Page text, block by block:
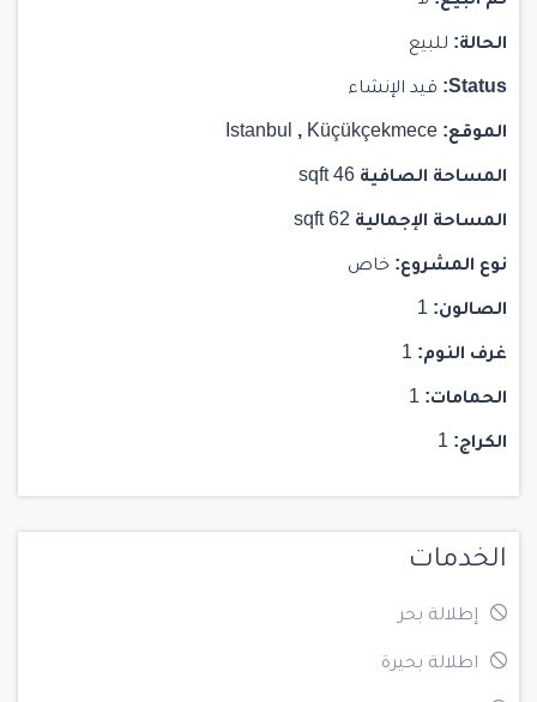
الحالة:
Status: قيد الإنشاء
الموقع: Istanbul , Küçükçekmece
المساحة الصافية
المساحة الإجمالية
نوع المشروع: خاص
الصالون:
غرف النوم:
الحمامات:
الكراج:
الخدمات
إطلالة بحر
اطلالة بحيرة